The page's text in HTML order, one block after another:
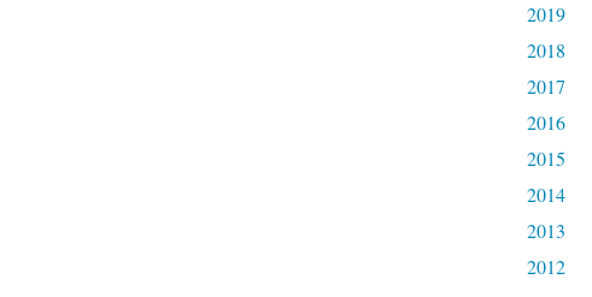
2019
2018
2017
2016
2015
2014
2013
2012